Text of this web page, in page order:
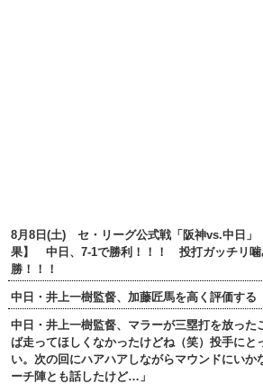
8月8日(土) セ・リーグ公式戦「阪神vs.中日」
果】 中日、7-1で勝利！！！ 投打ガッチリ噛
勝！！！
中日・井上一樹監督、加藤匠馬を高く評価する
中日・井上一樹監督、マラーが三塁打を放った
ば走ってほしくなかったけどね（笑）投手にと
い。次の回にハアハアしながらマウンドにいか
ーチ陣とも話したけど…」